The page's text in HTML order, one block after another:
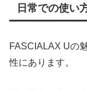
日常での使い
FASCIALAX Uの
性にあります。